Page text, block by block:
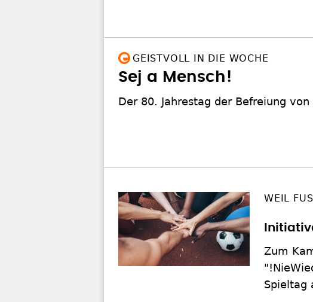
GEISTVOLL IN DIE WOCHE
Sej a Mensch!
Der 80. Jahrestag der Befreiung
WEIL
Zum
Spieltag